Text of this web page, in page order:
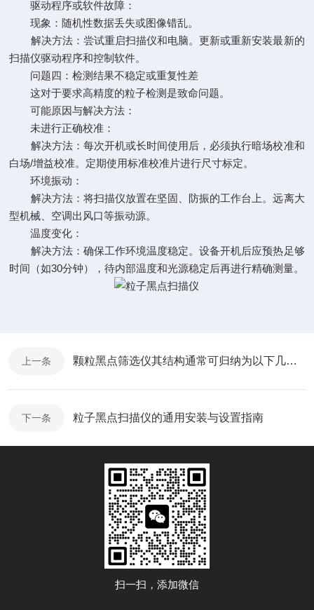
驱动程序或软件故障：
现象：随机性数据丢失或图像错乱。
解决方法：尝试重启扫描仪和电脑。更新或重新安装最新的
扫描仪驱动程序和控制软件。
问题四：检测结果不稳定或重复性差
这对于要求高精度的粒子检测是致命问题。
可能原因与解决方法：
未进行正确校准：
解决方法：每次开机或长时间使用后，必须执行暗场校准和
白场/增益校准。定期使用标准校准片进行尺寸标定。
环境振动：
解决方法：将扫描仪放置在坚固、防振的工作台上。远离大
型机械、空调出风口等振动源。
温度变化：
解决方法：确保工作环境温度稳定。设备开机后应预热足够
时间（如30分钟），待内部温度和光源稳定后再进行精确测量。
上一条 颗粒黑点筛选仪其结构通常可归纳为以下几个核心模块
下一条 粒子黑点扫描仪的通用安装与设置指南
扫一扫，添加微信